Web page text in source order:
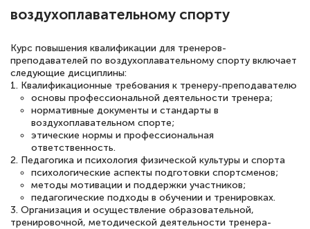
повышени каалификации по
специальности «Тренер-преподаватель
по тяжелой атлетике»! Хочется
подчеркуть, что при обращении
оперативно связались со мной
специалисты, ответили на все
интересующие вопросы и в течении
двух…
воздухоплавательному спорту
Курс повышения квалификации для тренеров-
преподавателей по воздухоплавательному спорту включает
следующие дисциплины:
1. Квалификационные требования к тренеру-преподавателю
основы профессиональной деятельности тренера;
нормативные документы и стандарты в
воздухоплавательном спорте;
этические нормы и профессиональная
ответственность.
2. Педагогика и психология физической культуры и спорта
психологические аспекты подготовки спортсменов;
методы мотивации и поддержки участников;
педагогические подходы в обучении и тренировках.
3. Организация и осуществление образовательной,
тренировочной, методической деятельности тренера-